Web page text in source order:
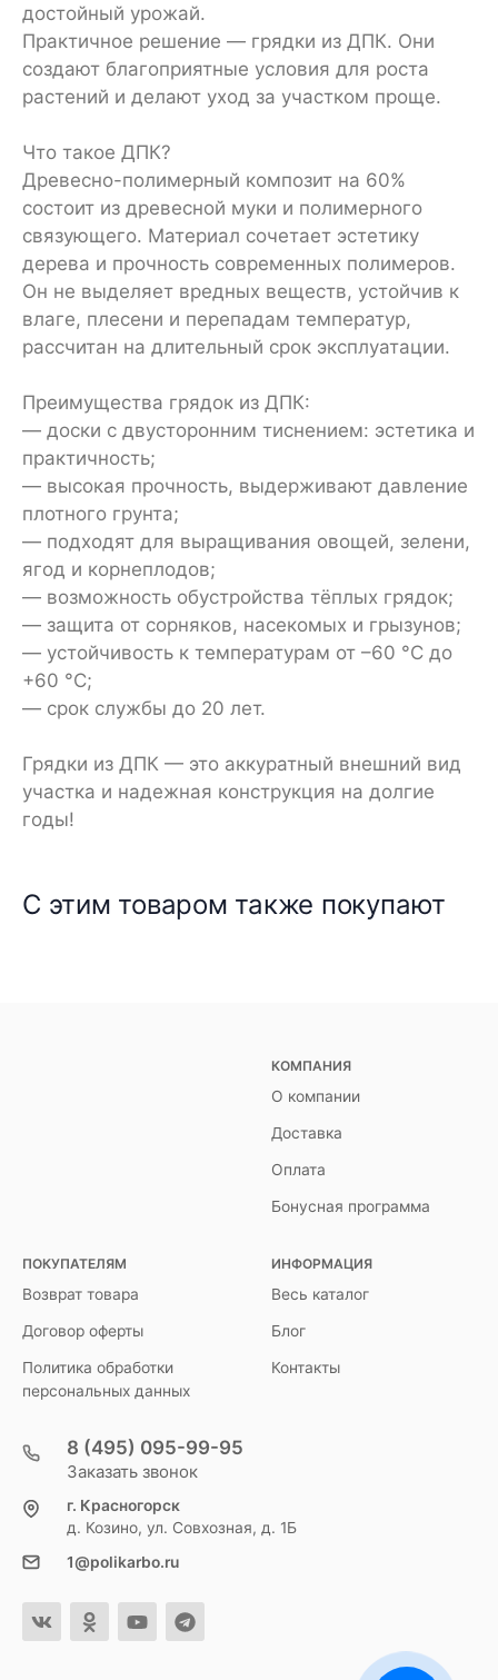
достойный урожай.
Практичное решение — грядки из ДПК. Они
создают благоприятные условия для роста
растений и делают уход за участком проще.
Что такое ДПК?
Древесно-полимерный композит на 60%
состоит из древесной муки и полимерного
связующего. Материал сочетает эстетику
дерева и прочность современных полимеров.
Он не выделяет вредных веществ, устойчив к
влаге, плесени и перепадам температур,
рассчитан на длительный срок эксплуатации.
Преимущества грядок из ДПК:
— доски с двусторонним тиснением: эстетика и
практичность;
— высокая прочность, выдерживают давление
плотного грунта;
— подходят для выращивания овощей, зелени,
ягод и корнеплодов;
— возможность обустройства тёплых грядок;
— защита от сорняков, насекомых и грызунов;
— устойчивость к температурам от –60 °C до
+60 °C;
— срок службы до 20 лет.
Грядки из ДПК — это аккуратный внешний вид
участка и надежная конструкция на долгие
годы!
С этим товаром также покупают
КОМПАНИЯ
О компании
Доставка
Оплата
Бонусная программа
ПОКУПАТЕЛЯМ
Возврат товара
Договор оферты
Политика обработки
персональных данных
ИНФОРМАЦИЯ
Весь каталог
Блог
Контакты
8 (495) 095-99-95
Заказать звонок
г. Красногорск
д. Козино, ул. Совхозная, д. 1Б
1@polikarbo.ru